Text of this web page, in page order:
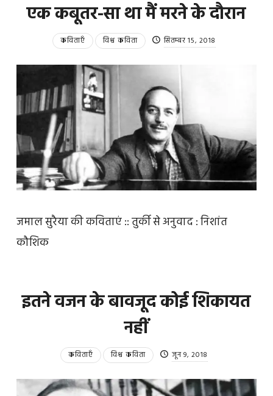
एक कबूतर-सा था मैं मरने के दौरान
कविताएँ विश्व कविता सितम्बर 15, 2018
जमाल सुरैया की कविताएं :: तुर्की से अनुवाद : निशांत
कौशिक
इतने वजन के बावजूद कोई शिकायत
नहीं
कविताएँ विश्व कविता जून 9, 2018